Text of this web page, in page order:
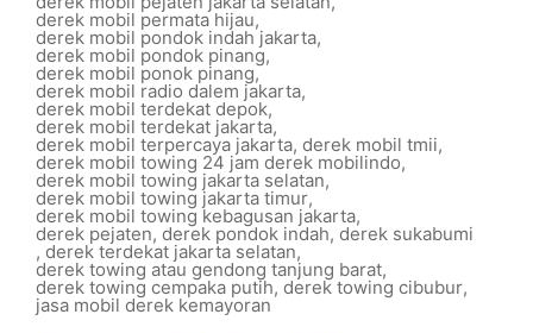
derek mobil permata hijau,
derek mobil pondok indah jakarta,
derek mobil pondok pinang,
derek mobil ponok pinang,
derek mobil radio dalem jakarta,
derek mobil terdekat depok,
derek mobil terdekat jakarta,
derek mobil terpercaya jakarta, derek mobil tmii,
derek mobil towing 24 jam derek mobilindo,
derek mobil towing jakarta selatan,
derek mobil towing jakarta timur,
derek mobil towing kebagusan jakarta,
derek pejaten, derek pondok indah, derek sukabumi
, derek terdekat jakarta selatan,
derek towing atau gendong tanjung barat,
derek towing cempaka putih, derek towing cibubur,
jasa mobil derek kemayoran